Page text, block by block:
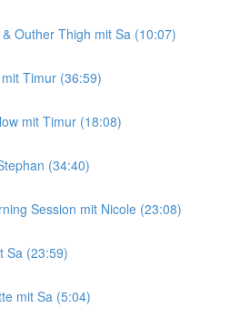
Outher Thigh mit Sa (10:07)
Timur (36:59)
mit Timur (18:08)
(34:40)
Session mit Nicole (23:08)
Sa (23:59)
mit Sa (5:04)